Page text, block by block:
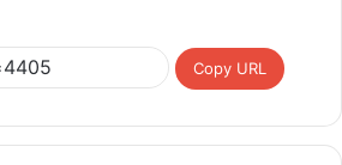
Copy URL